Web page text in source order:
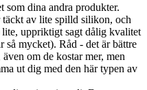
som dina andra produkter.
av lite spilld silikon, och
lite, uppriktigt sagt dålig kvalitet
så mycket). Råd - det är bättre
om de kostar mer, men
ut dig med den här typen av